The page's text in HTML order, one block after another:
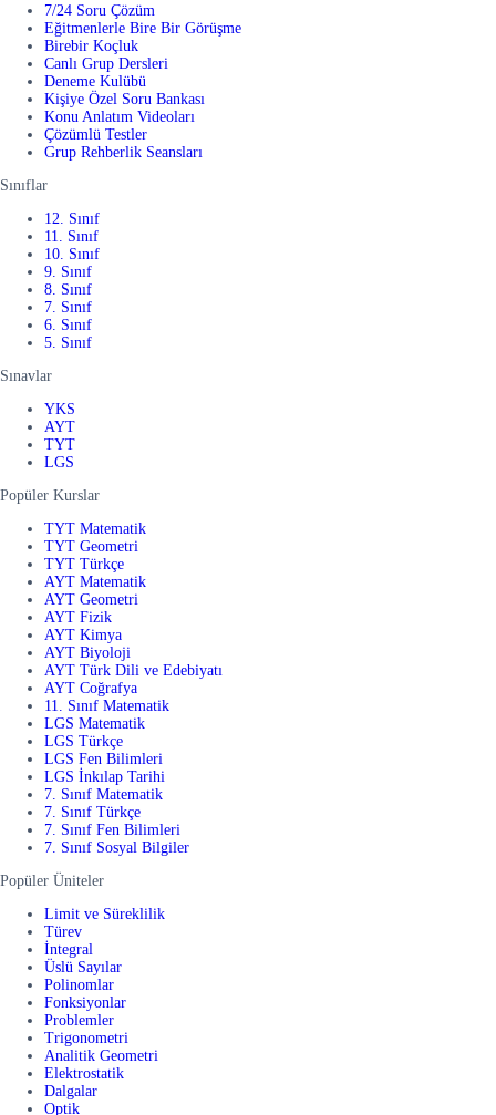
7/24 Soru Çözüm
Eğitmenlerle Bire Bir Görüşme
Birebir Koçluk
Canlı Grup Dersleri
Deneme Kulübü
Kişiye Özel Soru Bankası
Konu Anlatım Videoları
Çözümlü Testler
Grup Rehberlik Seansları
Sınıflar
12. Sınıf
11. Sınıf
10. Sınıf
9. Sınıf
8. Sınıf
7. Sınıf
6. Sınıf
5. Sınıf
Sınavlar
YKS
AYT
TYT
LGS
Popüler Kurslar
TYT Matematik
TYT Geometri
TYT Türkçe
AYT Matematik
AYT Geometri
AYT Fizik
AYT Kimya
AYT Biyoloji
AYT Türk Dili ve Edebiyatı
AYT Coğrafya
11. Sınıf Matematik
LGS Matematik
LGS Türkçe
LGS Fen Bilimleri
LGS İnkılap Tarihi
7. Sınıf Matematik
7. Sınıf Türkçe
7. Sınıf Fen Bilimleri
7. Sınıf Sosyal Bilgiler
Popüler Üniteler
Limit ve Süreklilik
Türev
İntegral
Üslü Sayılar
Polinomlar
Fonksiyonlar
Problemler
Trigonometri
Analitik Geometri
Elektrostatik
Dalgalar
Optik